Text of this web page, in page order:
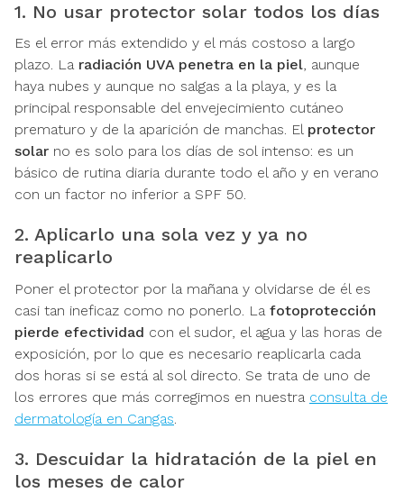
1. No usar protector solar todos los días
Es el error más extendido y el más costoso a largo
plazo. Laradiación UVA penetra en la piel, aunque
haya nubes y aunque no salgas a la playa, y es la
principal responsable del envejecimiento cutáneo
prematuro y de la aparición de manchas. El protector
solar no es solo para los días de sol intenso: es un
básico de rutina diaria durante todo el año y en verano
con un factor no inferior a SPF 50.
2. Aplicarlo una sola vez y ya no
reaplicarlo
Poner el protector por la mañana y olvidarse de él es
casi tan ineficaz como no ponerlo. La fotoprotección
pierde efectividad con el sudor, el agua y las horas de
exposición, por lo que es necesario reaplicarla cada
dos horas si se está al sol directo. Se trata de uno de
los errores que más corregimos en nuestra consulta de
dermatología en Cangas
3. Descuidar la hidratación de la piel en
los meses de calor